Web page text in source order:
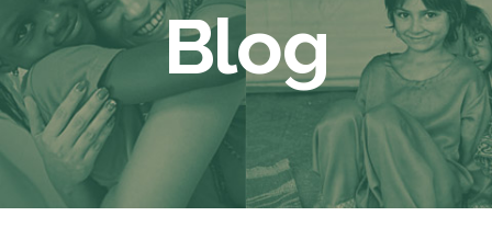
Blog